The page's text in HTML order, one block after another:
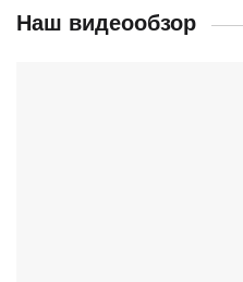
Наш видеообзор